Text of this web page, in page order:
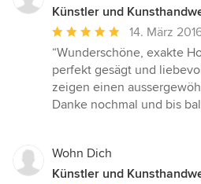
Künstler und
Durchschnittliche
Bewertung:
5
von
5
14. März
“Wunderschöne, exakte
perfekt gesägt und
zeigen einen
Danke nochmal und bis
Wohn Dich
Künstler und